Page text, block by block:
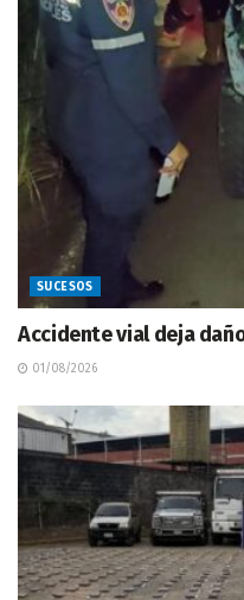
SUCESOS
Accidente vial deja
01/08/2026